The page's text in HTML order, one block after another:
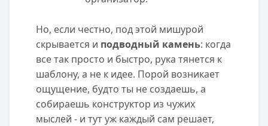
Но, если честно, под этой мишурой
скрывается и подводный камень: когда
все так просто и быстро, рука тянется к
шаблону, а не к идее. Порой возникает
ощущение, будто ты не создаешь, а
собираешь конструктор из чужих
мыслей - и тут уж каждый сам решает,